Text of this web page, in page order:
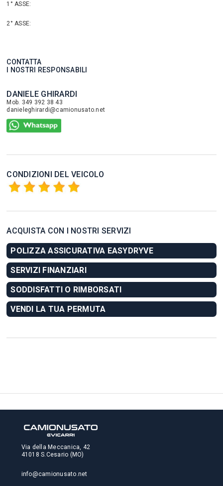
CONTATTA
I NOSTRI RESPONSABILI
DANIELE GHIRARDI
Mob. 349 392 38 43
danieleghirardi@camionusato.net
CONDIZIONI DEL VEICOLO
ACQUISTA CON I NOSTRI SERVIZI
POLIZZA ASSICURATIVA EASYDRYVE
SERVIZI FINANZIARI
SODDISFATTI O RIMBORSATI
VENDI LA TUA PERMUTA
1° ASSE:
2° ASSE:
Via della Meccanica, 42
41018 S.Cesario (MO)
info@camionusato.net